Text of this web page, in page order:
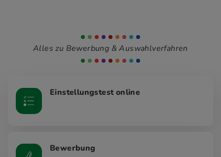
Alles zu Bewerbung & Auswahlverfahren
Einstellungstest online
Bewerbung